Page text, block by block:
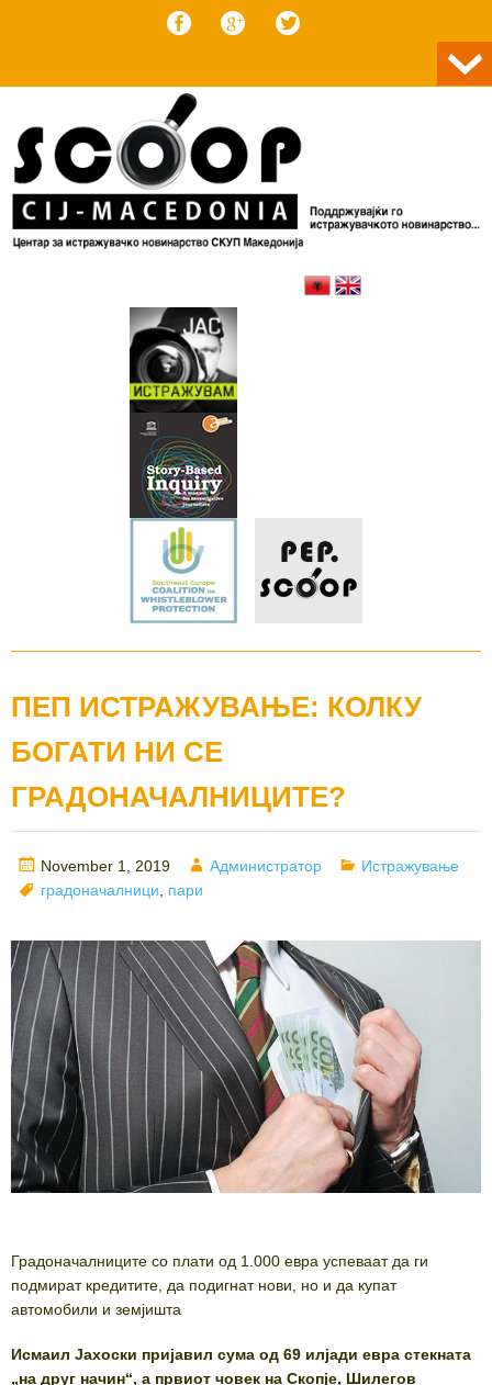
ПЕП ИСТРАЖУВАЊЕ: КОЛКУ
БОГАТИ НИ СЕ
ГРАДОНАЧАЛНИЦИТЕ?
Posted
on
November 1, 2019 Author
Администратор Categories
Истражување
Tags
градоначалници пари
Градоначалниците со плати од 1.000 евра успеваат да ги
подмират кредитите, да подигнат нови, но и да купат
автомобили и земјишта
Исмаил Јахоски пријавил сума од 69 илјади евра стекната
„на друг начин“, а првиот човек на Скопје, Шилегов